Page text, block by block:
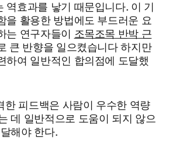
역효과를 낳기 때문입니다. 이 기
을 활용한 방법에도 부드러운 요
는 연구자들이 조목조목 반박 근
큰 반향을 일으켰습니다 하지만
하여 일반적인 합의점에 도달했
한 피드백은 사람이 우수한 역량
데 일반적으로 도움이 되지 않으
해야 한다.